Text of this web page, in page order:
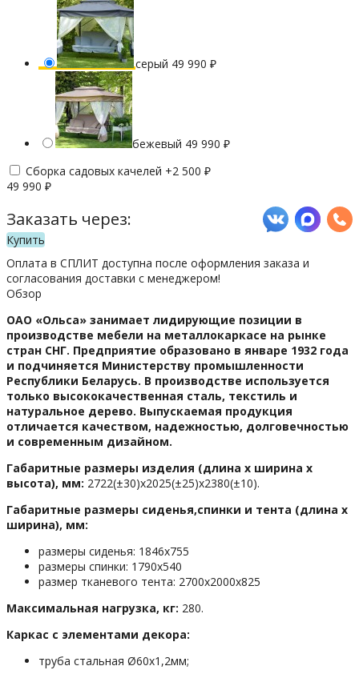
серый 49 990 ₽
бежевый 49 990 ₽
Сборка садовых качелей +2 500 ₽
49 990 ₽
Заказать через:
Купить
Оплата в СПЛИТ доступна после оформления заказа и
согласования доставки с менеджером!
Обзор
ОАО «Ольса» занимает лидирующие позиции в
производстве мебели на металлокаркасе на рынке
стран СНГ. Предприятие образовано в январе 1932 года
и подчиняется Министерству промышленности
Республики Беларусь. В производстве используется
только высококачественная сталь, текстиль и
натуральное дерево. Выпускаемая продукция
отличается качеством, надежностью, долговечностью
и современным дизайном.
Габаритные размеры изделия (длина х ширина х
высота), мм: 2722(±30)х2025(±25)х2380(±10).
Габаритные размеры сиденья,спинки и тента (длина х
ширина), мм:
размеры сиденья: 1846х755
размеры спинки: 1790х540
размер тканевого тента: 2700х2000х825
Максимальная нагрузка, кг: 280.
Каркас с элементами декора:
труба стальная Ø60х1,2мм;